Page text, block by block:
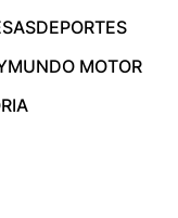
DEPORTES
MUNDO MOTOR